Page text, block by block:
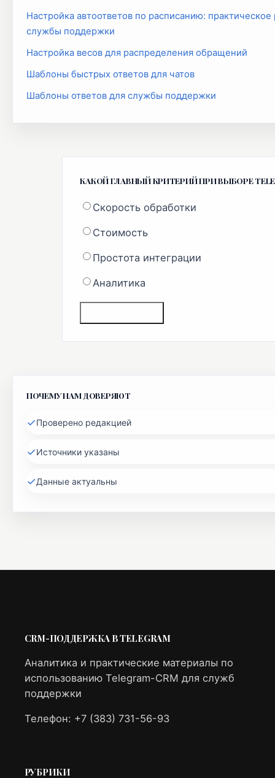
Настройка автоответов по расписанию: практическое
службы поддержки
Настройка весов для распределения обращений
Шаблоны быстрых ответов для чатов
Шаблоны ответов для службы поддержки
КАКОЙ ГЛАВНЫЙ КРИТЕРИЙ ПРИ ВЫБОРЕ
Скорость обработки
Стоимость
Простота интеграции
Аналитика
ПОЧЕМУ НАМ ДОВЕРЯЮТ
✓Проверено редакцией
✓Источники указаны
✓Данные актуальны
CRM-ПОДДЕРЖКА В TELEGRAM
Аналитика и практические материалы по
использованию Telegram-CRM для служб
поддержки
Телефон: +7 (383) 731-56-93
РУБРИКИ